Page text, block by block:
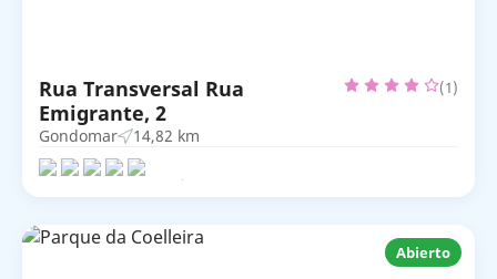
Rua Transversal Rua
Emigrante, 2
(1)
Gondomar 14,82 km
Abierto